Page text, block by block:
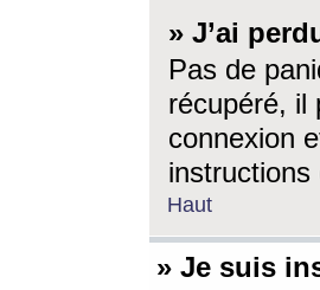
» J’ai
Pas de
récupéré, il
connexion
Haut
» Je suis